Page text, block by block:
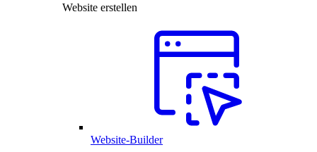
Website erstellen
Website-Builder